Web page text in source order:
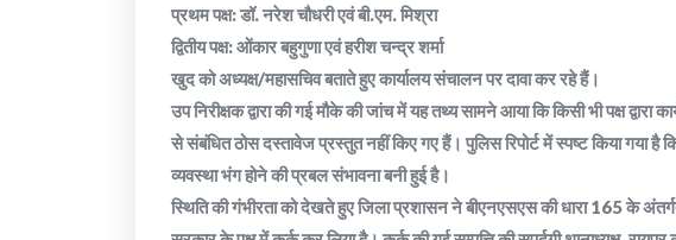
प्रथम पक्ष: डॉ. नरेश चौधरी एवं बी.एम. मिश्रा
द्वितीय पक्ष: ओंकार बहुगुणा एवं हरीश चन्द्र शर्मा
खुद को अध्यक्ष/महासचिव बताते हुए कार्यालय संचालन पर दावा कर रहे हैं।
उप निरीक्षक द्वारा की गई मौके की जांच में यह तथ्य सामने आया कि किसी भी पक्ष द्वारा
से संबंधित ठोस दस्तावेज प्रस्तुत नहीं किए गए हैं। पुलिस रिपोर्ट में स्पष्ट किया गया
व्यवस्था भंग होने की प्रबल संभावना बनी हुई है।
स्थिति की गंभीरता को देखते हुए जिला प्रशासन ने बीएनएसएस की धारा 165 के अंतर्गत